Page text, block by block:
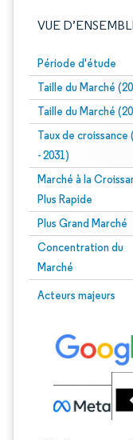
VUE
Période d'étude
Taille du Marché
Taille du Marché
Taux de croissance
- 2031)
Marché à la
Plus Rapide
Plus Grand Marché
Concentration du
Marché
Acteurs majeurs
Image © Mordor